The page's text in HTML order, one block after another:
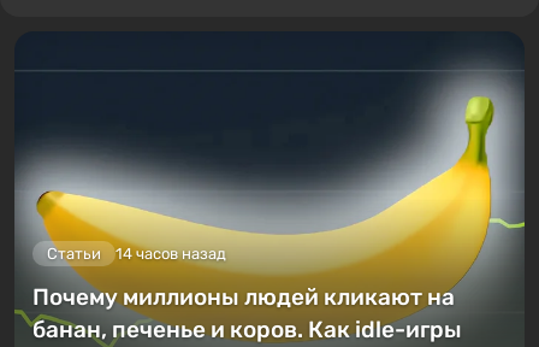
Статьи 14 часов назад
Почему миллионы людей кликают на
банан, печенье и коров. Как idle-игры